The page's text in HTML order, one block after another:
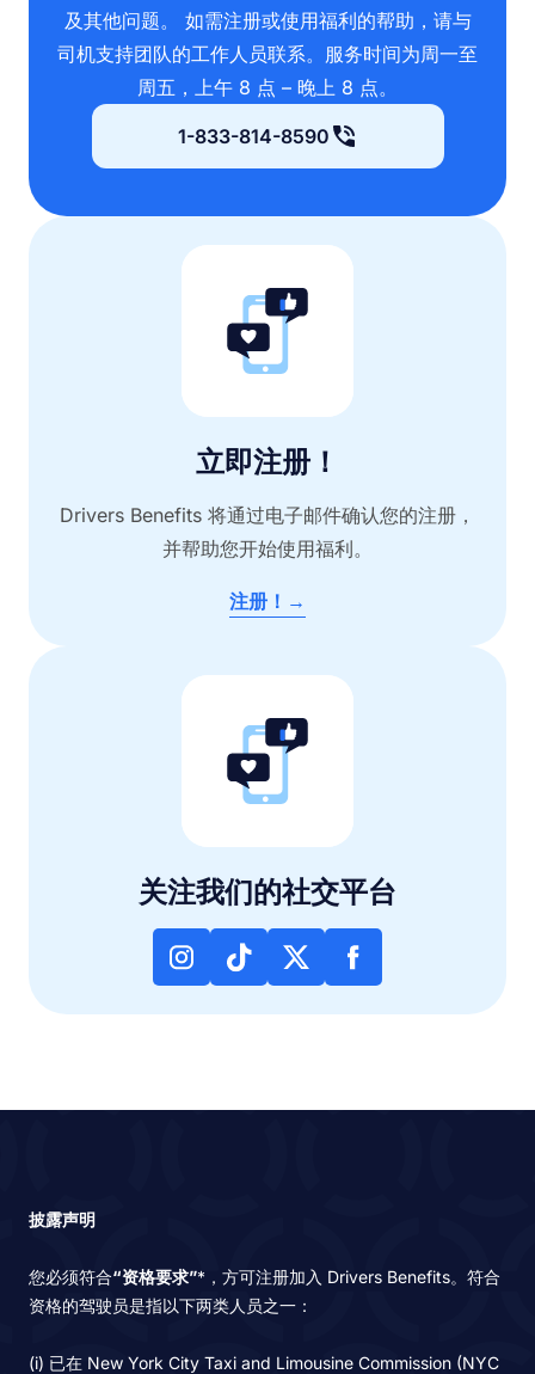
及其他问题。 如需注册或使用福利的帮助，请与
司机支持团队的工作人员联系。服务时间为周一至
周五，上午 8 点 – 晚上 8 点。
1-833-814-8590
立即注册！
Drivers Benefits 将通过电子邮件确认您的注册，
并帮助您开始使用福利。
注册！→
关注我们的社交平台
披露声明
您必须符合“资格要求”*，方可注册加入 Drivers Benefits。符合
资格的驾驶员是指以下两类人员之一：
(i) 已在 New York City Taxi and Limousine Commission (NYC